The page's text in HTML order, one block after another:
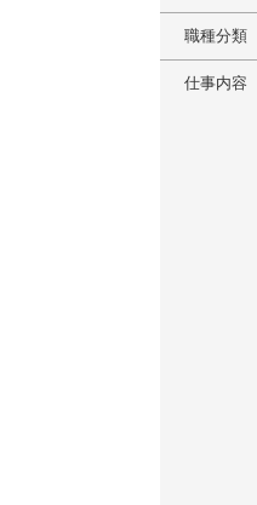
職種分類
仕事内容